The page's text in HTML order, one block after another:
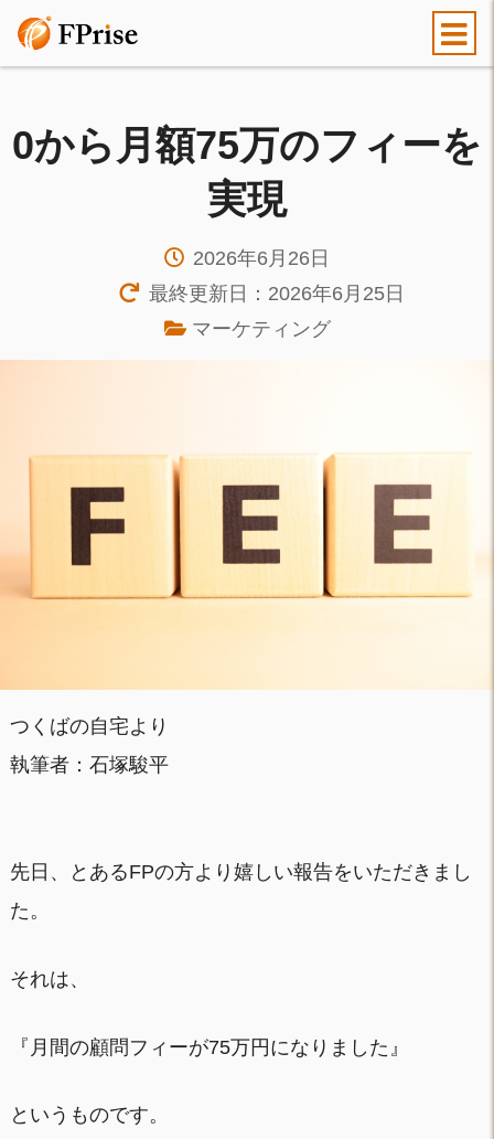
0から月額75万のフィーを
実現
2026年6月26日
最終更新日：2026年6月25日
マーケティング
つくばの自宅より
執筆者：石塚駿平
先日、とあるFPの方より嬉しい報告をいただきまし
た。
それは、
『月間の顧問フィーが75万円になりました』
というものです。